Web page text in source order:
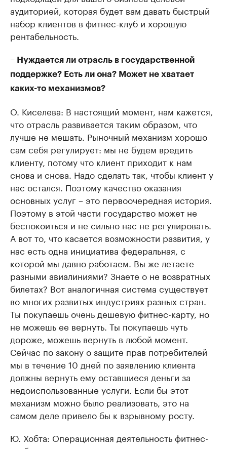
аудиторией, которая будет вам давать быстрый
набор клиентов в фитнес-клуб и хорошую
рентабельность.
– Нуждается ли отрасль в государственной
поддержке? Есть ли она? Может не хватает
каких-то механизмов?
О. Киселева: В настоящий момент, нам кажется,
что отрасль развивается таким образом, что
лучше не мешать. Рыночный механизм хорошо
сам себя регулирует: мы не будем вредить
клиенту, потому что клиент приходит к нам
снова и снова. Надо сделать так, чтобы клиент у
нас остался. Поэтому качество оказания
основных услуг – это первоочередная история.
Поэтому в этой части государство может не
беспокоиться и не сильно нас не регулировать.
А вот то, что касается возможности развития, у
нас есть одна инициатива федеральная, с
которой мы давно работаем. Вы же летаете
разными авиалиниями? Знаете о не возвратных
билетах? Вот аналогичная система существует
во многих развитых индустриях разных стран.
Ты покупаешь очень дешевую фитнес-карту, но
не можешь ее вернуть. Ты покупаешь чуть
дороже, можешь вернуть в любой момент.
Сейчас по закону о защите прав потребителей
мы в течение 10 дней по заявлению клиента
должны вернуть ему оставшиеся деньги за
недоиспользованные услуги. Если бы этот
механизм можно было реализовать, это на
самом деле привело бы к взрывному росту.
Ю. Хобта: Операционная деятельность фитнес-